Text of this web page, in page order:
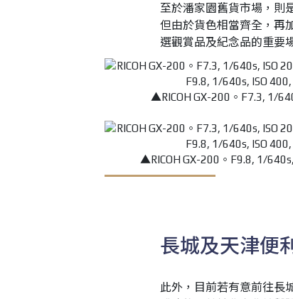
至於潘家園舊貨市場，則
但由於貨色相當齊全，再
選觀賞品及紀念品的重要
▲RICOH GX-200。F7.3, 1/
▲RICOH GX-200。F9.8, 1/
長城及天津便
此外，目前若有意前往長